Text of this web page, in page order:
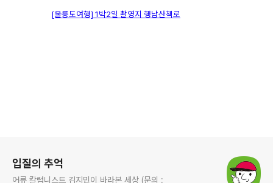
[울릉도여행] 1박2일 촬영지 행남산책로
입질의 추억
어류 칼럼니스트 김지민이 바라본 세상 (문의 :